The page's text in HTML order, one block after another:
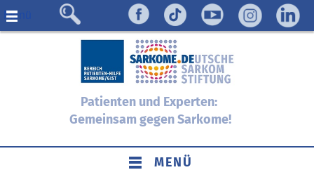
Menü
Patienten und Experten:
Gemeinsam gegen Sarkome!
MENÜ